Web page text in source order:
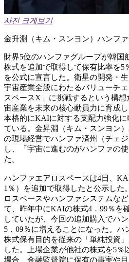
사진 크게보기
金升淵（キム・スンヨン）ハンフ
財界5位のハンファグループが韓
株式を追加で取得して保有比率を5
を公式に宣言した。衛星の開発・
宇宙産業全般にわたるバリューチ
スペースX」に挑戦するという構
宙産業を未来の核心動員力に育成
本格的にKAIに対する支配力強化
ている。金昇淵（キム・スンヨン
の現場経営でハンファ済州（チェ
し、「宇宙に進むのがハンファの
た。
ハンファエアロスペースは4日、
1％）を追加で取得したと公示した
ロスペースやハンファシステムな
て、昨年中にKAIの株式4．99％を
していたが、今回の追加購入でハ
5．09％に増えることになった。
株式保有目的を従来の「単純投資
した。上場企業が他社の株式を5％
場合、金融監督院に保有の事実や